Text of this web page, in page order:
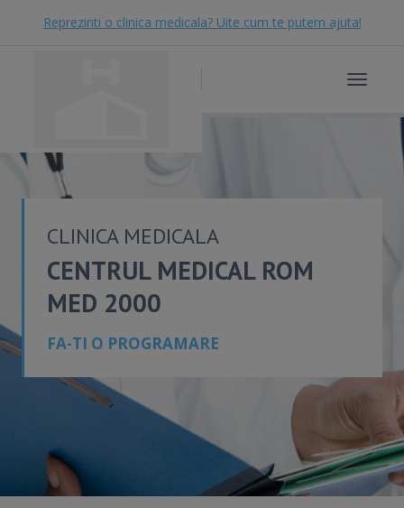
Reprezinti o clinica medicala? Uite cum te putem ajuta!
Toggle
CLINICA MEDICALA
CENTRUL MEDICAL ROM
MED 2000
FA-TI O PROGRAMARE